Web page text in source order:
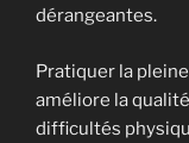
dérangeantes.
Pratiquer la
améliore la
difficultés